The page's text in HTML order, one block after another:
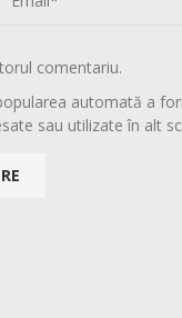
comentariu.
automată a
sau utilizate în alt